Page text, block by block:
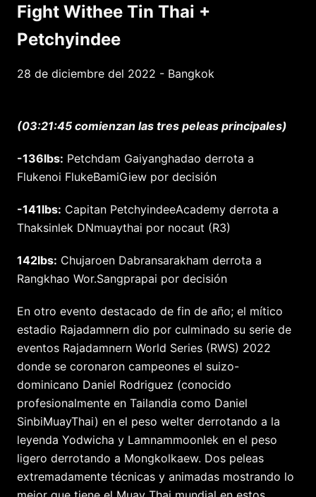
Fight Withee Tin Thai +
Petchyindee
28 de diciembre del 2022 - Bangkok
(03:21:45 comienzan las tres peleas principales)
-136lbs: Petchdam Gaiyanghadao derrota a
Flukenoi FlukeBamiGiew por decisión
-141lbs: Capitan PetchyindeeAcademy derrota a
Thaksinlek DNmuaythai por nocaut (R3)
142lbs: Chujaroen Dabransarakham derrota a
Rangkhao Wor.Sangprapai por decisión
En otro evento destacado de fin de año; el mítico
estadio Rajadamnern dio por culminado su serie de
eventos Rajadamnern World Series (RWS) 2022
donde se coronaron campeones el suizo-
dominicano Daniel Rodriguez (conocido
profesionalmente en Tailandia como Daniel
SinbiMuayThai) en el peso welter derrotando a la
leyenda Yodwicha y Lamnammoonlek en el peso
ligero derrotando a Mongkolkaew. Dos peleas
extremadamente técnicas y animadas mostrando lo